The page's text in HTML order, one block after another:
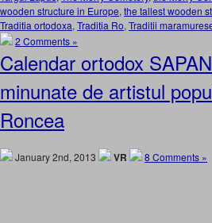
wooden structure in Europe, the tallest wooden
Traditia ortodoxa, Traditia Ro, Traditii
2 Comments »
Calendar ortodox
minunate de artistul
Roncea
January 2nd, 2013 VR 8 Comments »